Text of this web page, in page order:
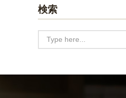
検索